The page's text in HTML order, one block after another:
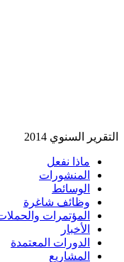
السنوي 2014
ماذا نفعل
المنشورات
الوسائط
وظائف شاغرة
المؤتمرات والحملات
الأخبار
الدورات المعتمدة
المشاريع